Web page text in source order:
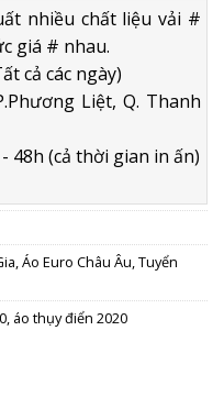
nhiều chất liệu vải #
giá # nhau.
cả các ngày)
Liệt, Q. Thanh
48h (cả thời gian in ấn)
,Áo Euro Châu Âu,Tuyển
, áo thụy điển 2020